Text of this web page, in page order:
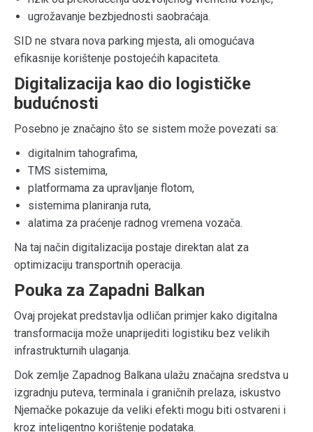
ugrožavanje bezbjednosti saobraćaja.
SID ne stvara nova parking mjesta, ali omogućava
efikasnije korištenje postojećih kapaciteta.
Digitalizacija kao dio logističke
budućnosti
Posebno je značajno što se sistem može povezati sa:
digitalnim tahografima,
TMS sistemima,
platformama za upravljanje flotom,
sistemima planiranja ruta,
alatima za praćenje radnog vremena vozača.
Na taj način digitalizacija postaje direktan alat za
optimizaciju transportnih operacija.
Pouka za Zapadni Balkan
Ovaj projekat predstavlja odličan primjer kako digitalna
transformacija može unaprijediti logistiku bez velikih
infrastrukturnih ulaganja.
Dok zemlje Zapadnog Balkana ulažu značajna sredstva u
izgradnju puteva, terminala i graničnih prelaza, iskustvo
Njemačke pokazuje da veliki efekti mogu biti ostvareni i
kroz inteligentno korištenje podataka.